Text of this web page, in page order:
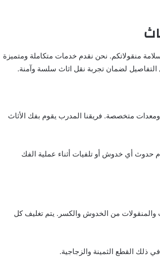
منقولاتكم. نحن نقدم خدمات متكاملة ومتميزة
التفاصيل لضمان تجربة نقل اثاث سلسة وآمنة.
متخصصة. فريقنا المدرب يقوم بفك الأثاث
حدوث أي خدوش أو تلفيات أثناء عملية الفك
والمنقولات من الخدوش والكسر. يتم تغليف كل
في ذلك القطع الثمينة والزجاجية.